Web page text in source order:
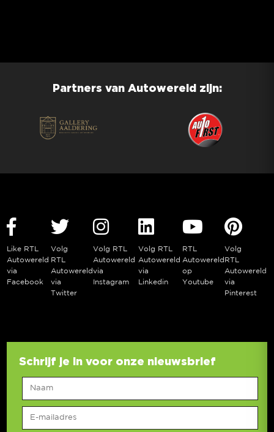
Partners van Autowereld zijn:
Like RTL
Autowereld
via
Facebook
Volg
RTL
Autowereld
via
Twitter
Volg RTL
Autowereld
via
Instagram
Volg RTL
Autowereld
via
Linkedin
RTL
Autowereld
op
Youtube
Volg
RTL
Autowereld
via
Pinterest
Schrijf je in voor onze nieuwsbrief